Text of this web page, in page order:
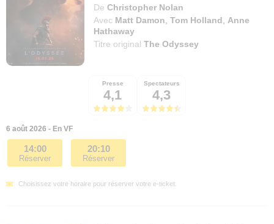
De Christopher Nolan
Avec Matt Damon ,Tom Holland
Anne
Hathaway
Titre originalThe Odyssey
Presse
4,1
Spectateurs
4,3
6 août 2026 - En VF
14:00
Réserver
20:10
Réserver
Choisissez votre horaire pour réserver votre e-ticket.